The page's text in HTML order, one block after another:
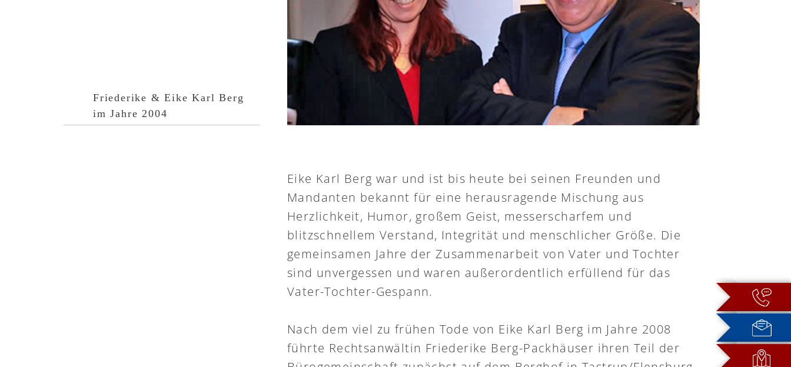
Friederike & Eike Karl Berg
im Jahre 2004
Eike Karl Berg war und ist bis heute bei seinen Freunden und
Mandanten bekannt für eine herausragende Mischung aus
Herzlichkeit, Humor, großem Geist, messerscharfem und
blitzschnellem Verstand, Integrität und menschlicher Größe. Die
gemeinsamen Jahre der Zusammenarbeit von Vater und Tochter
sind unvergessen und waren außerordentlich erfüllend für das
Vater-Tochter-Gespann.
Nach dem viel zu frühen Tode von Eike Karl Berg im Jahre 2008
führte Rechtsanwältin Friederike Berg-Packhäuser ihren Teil der
+